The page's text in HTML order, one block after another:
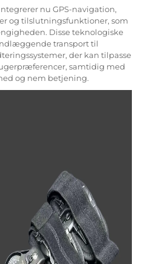
nu GPS-navigation,
og tilslutningsfunktioner, som
Disse teknologiske
transport til
der kan tilpasse
samtidig med
og nem betjening.